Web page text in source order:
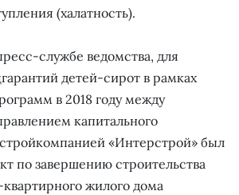
(халатность).
службе ведомства, для
детей-сирот в рамках
в 2018 году между
капитального
«Интерстрой» был
по завершению строительства
жилого дома